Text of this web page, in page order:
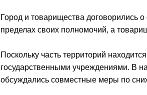
Город и товарищества договорились
пределах своих полномочий, а
Поскольку часть территорий
государственными учреждениями. В
обсуждались совместные меры по